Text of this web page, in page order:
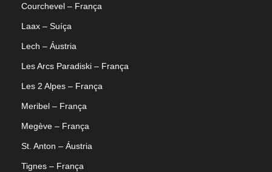
Courchevel – França
Laax – Suíça
Lech – Áustria
Les Arcs Paradiski – França
Les 2 Alpes – França
Meribel – França
Megève – França
St. Anton – Áustria
Tignes – França